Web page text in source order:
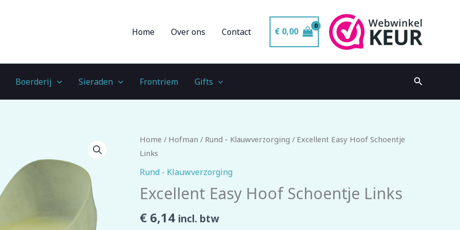
Home Over ons Contact € 0,00
Boerderij Sieraden Frontriem Gifts Zoeken
Home / Hofman / Rund - Klauwverzorging / Excellent Easy Hoof Schoentje
Links
Rund - Klauwverzorging
Excellent Easy Hoof Schoentje Links
€ 6,14 incl. btw
Excellent
Easy
Hoof
Links